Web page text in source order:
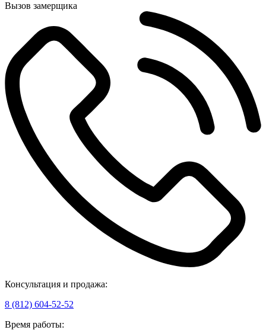
Вызов замерщика
Консультация и продажа:
8 (812) 604-52-52
Время работы: